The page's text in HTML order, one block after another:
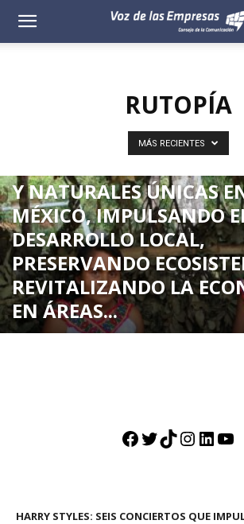
Voz
RUTOPÍA
MÁS RECIENTES
RUTOPÍA CONECTA A
Y NATURALES ÚNICAS
MÉXICO, IMPULSANDO
DESARROLLO LOCAL,
PRESERVANDO
REVITALIZANDO LA
EN ÁREAS...
Facebook
Twitter
TikTok
HARRY STYLES: SEIS CONCIERTOS QUE